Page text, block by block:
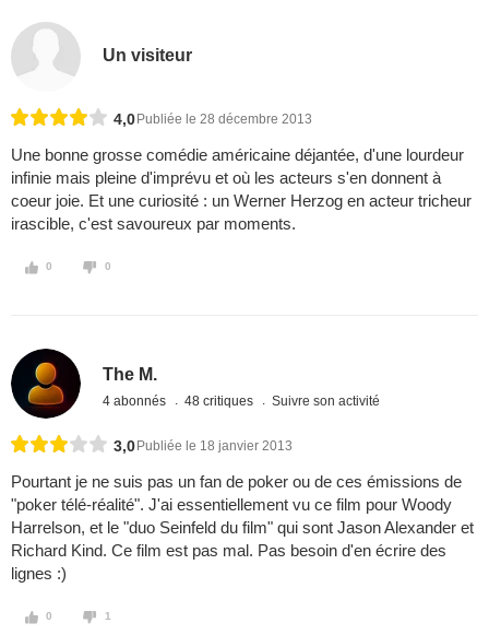
Un visiteur
4,0 Publiée le 28 décembre 2013
Une bonne grosse comédie américaine déjantée, d'une lourdeur
infinie mais pleine d'imprévu et où les acteurs s'en donnent à
coeur joie. Et une curiosité : un Werner Herzog en acteur tricheur
irascible, c'est savoureux par moments.
0 0
The M.
4 abonnés 48 critiques Suivre son activité
3,0 Publiée le 18 janvier 2013
Pourtant je ne suis pas un fan de poker ou de ces émissions de
"poker télé-réalité". J'ai essentiellement vu ce film pour Woody
Harrelson, et le "duo Seinfeld du film" qui sont Jason Alexander et
Richard Kind. Ce film est pas mal. Pas besoin d'en écrire des
lignes :)
0 1